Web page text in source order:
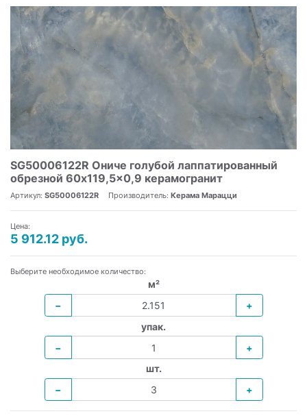
SG50006122R Ониче голубой лаппатированный
обрезной 60x119,5x0,9 керамогранит
Артикул: SG50006122R Производитель: Керама Марацци
Цена:
5 912.12 руб.
Выберите необходимое количество:
м²
−
+
упак.
−
+
шт.
−
+